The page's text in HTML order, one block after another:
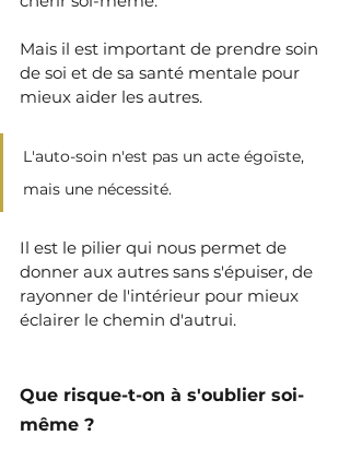
Mais il est important de prendre soin
de soi et de sa santé mentale pour
mieux aider les autres.
L'auto-soin n'est pas un acte égoïste,
mais une nécessité.
Il est le pilier qui nous permet de
donner aux autres sans s'épuiser, de
rayonner de l'intérieur pour mieux
éclairer le chemin d'autrui.
Que risque-t-on à s'oublier soi-
même ?